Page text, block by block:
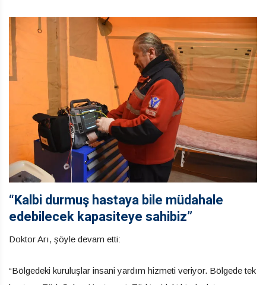
“Kalbi durmuş hastaya bile müdahale
edebilecek kapasiteye sahibiz”
Doktor Arı, şöyle devam etti:
“Bölgedeki kuruluşlar insani yardım hizmeti veriyor. Bölgede tek